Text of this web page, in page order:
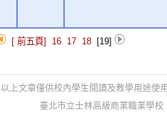
[ 前五頁] 16 17 18 [19]
以上文章僅供校內學生閱讀及教學用途使
臺北市立士林高級商業職業學